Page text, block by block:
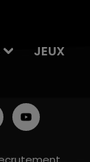
JEUX